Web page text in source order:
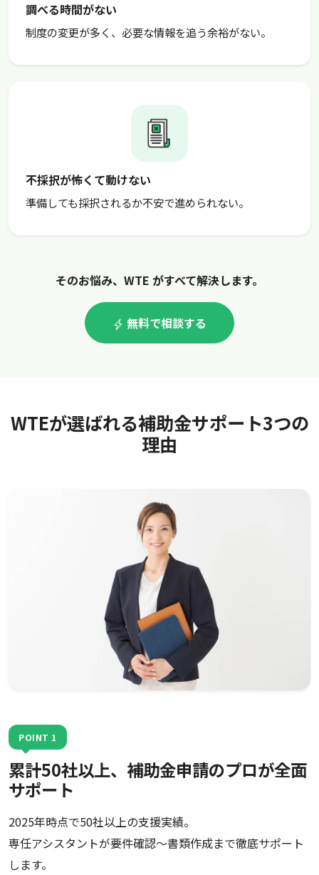
調べる時間がない
制度の変更が多く、必要な情報を追う余裕がない。
不採択が怖くて動けない
準備しても採択されるか不安で進められない。
そのお悩み、WTE がすべて解決します。
無料で相談する
WTEが選ばれる補助金サポート3つの
理由
POINT 1
累計50社以上、補助金申請のプロが全面
サポート
2025年時点で50社以上の支援実績。
専任アシスタントが要件確認〜書類作成まで徹底サポート
します。